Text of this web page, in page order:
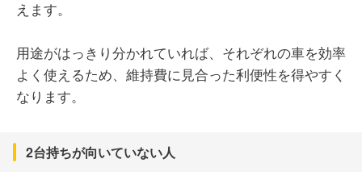
えます。
用途がはっきり分かれていれば、それぞれの車を効率
よく使えるため、維持費に見合った利便性を得やすく
なります。
2台持ちが向いていない人